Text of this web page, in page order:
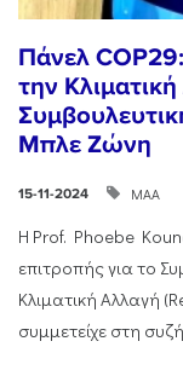
Πάνελ
την
Μπλε Ζώνη
15-11-2024 ΜΑΑ
Η Prof. Phoebe
επιτροπής για το
Κλιματική Αλλαγή
συμμετείχε στη